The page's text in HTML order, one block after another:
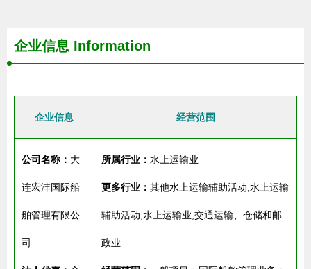
企业信息 Information
企业信息 经营范围
公司名称： 大
连宏沣国际船
舶管理有限公
司
所属行业： 水上运输业
更多行业： 其他水上运输辅助活动,水上运输
辅助活动,水上运输业,交通运输、仓储和邮
政业